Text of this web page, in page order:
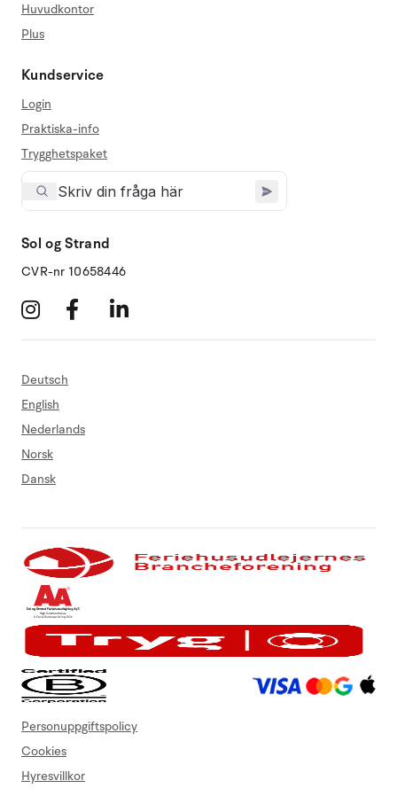
Huvudkontor
Plus
Kundservice
Login
Praktiska-info
Trygghetspaket
Sol og Strand
CVR-nr 10658446
Deutsch
English
Nederlands
Norsk
Dansk
Personuppgiftspolicy
Cookies
Hyresvillkor